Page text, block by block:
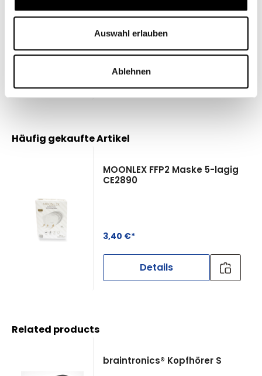
Auswahl erlauben
Ablehnen
Angebot
5.516,50 €* 6.490,00 €*
In den Warenkorb
Produktgalerie überspringen
Häufig gekaufte Artikel
von 5 Sternen
MOONLEX FFP2 Maske 5-lagig
CE2890
3,40 €*
Details
Produktgalerie überspringen
Related products
braintronics® Kopfhörer S